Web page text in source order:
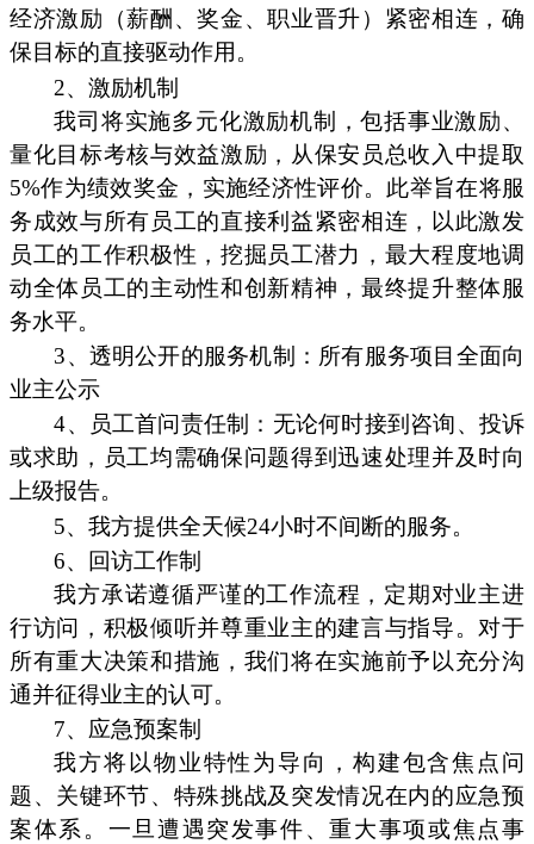
经济激励（薪酬、奖金、职业晋升）紧密相连，确
保目标的直接驱动作用。
2、激励机制
我司将实施多元化激励机制，包括事业激励、
量化目标考核与效益激励，从保安员总收入中提取
5%作为绩效奖金，实施经济性评价。此举旨在将服
务成效与所有员工的直接利益紧密相连，以此激发
员工的工作积极性，挖掘员工潜力，最大程度地调
动全体员工的主动性和创新精神，最终提升整体服
务水平。
3、透明公开的服务机制：所有服务项目全面向
业主公示
4、员工首问责任制：无论何时接到咨询、投诉
或求助，员工均需确保问题得到迅速处理并及时向
上级报告。
5、我方提供全天候24小时不间断的服务。
6、回访工作制
我方承诺遵循严谨的工作流程，定期对业主进
行访问，积极倾听并尊重业主的建言与指导。对于
所有重大决策和措施，我们将在实施前予以充分沟
通并征得业主的认可。
7、应急预案制
我方将以物业特性为导向，构建包含焦点问
题、关键环节、特殊挑战及突发情况在内的应急预
案体系。一旦遭遇突发事件、重大事项或焦点事